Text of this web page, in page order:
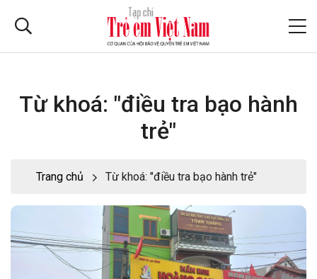
Từ khoá: "điều tra bạo hành
trẻ"
Trang chủ Từ khoá: "điều tra bạo hành trẻ"